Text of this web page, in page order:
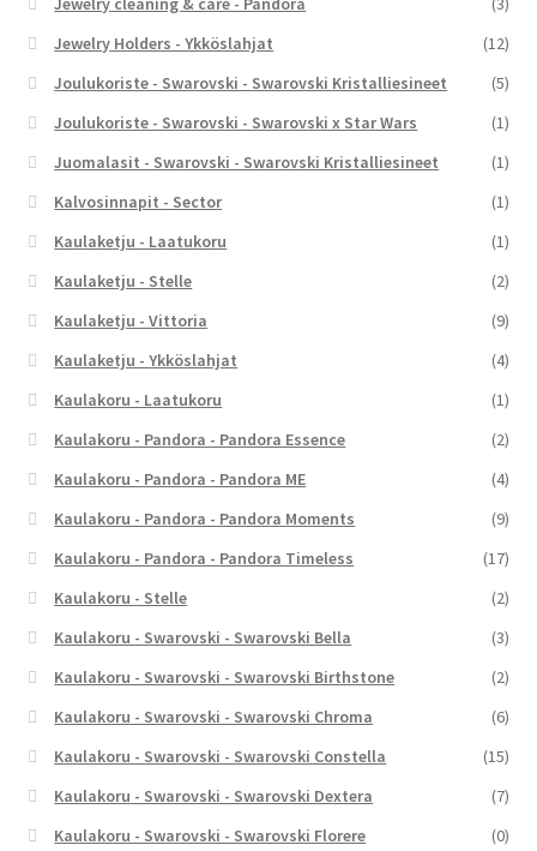
Jewelry Holders - Ykköslahjat
(12)
Joulukoriste - Swarovski - Swarovski Kristalliesineet
(5)
Joulukoriste - Swarovski - Swarovski x Star Wars
(1)
Juomalasit - Swarovski - Swarovski Kristalliesineet
(1)
Kalvosinnapit - Sector
(1)
Kaulaketju - Laatukoru
(1)
Kaulaketju - Stelle
(2)
Kaulaketju - Vittoria
(9)
Kaulaketju - Ykköslahjat
(4)
Kaulakoru - Laatukoru
(1)
Kaulakoru - Pandora - Pandora Essence
(2)
Kaulakoru - Pandora - Pandora ME
(4)
Kaulakoru - Pandora - Pandora Moments
(9)
Kaulakoru - Pandora - Pandora Timeless
(17)
Kaulakoru - Stelle
(2)
Kaulakoru - Swarovski - Swarovski Bella
(3)
Kaulakoru - Swarovski - Swarovski Birthstone
(2)
Kaulakoru - Swarovski - Swarovski Chroma
(6)
Kaulakoru - Swarovski - Swarovski Constella
(15)
Kaulakoru - Swarovski - Swarovski Dextera
(7)
Kaulakoru - Swarovski - Swarovski Florere
(0)